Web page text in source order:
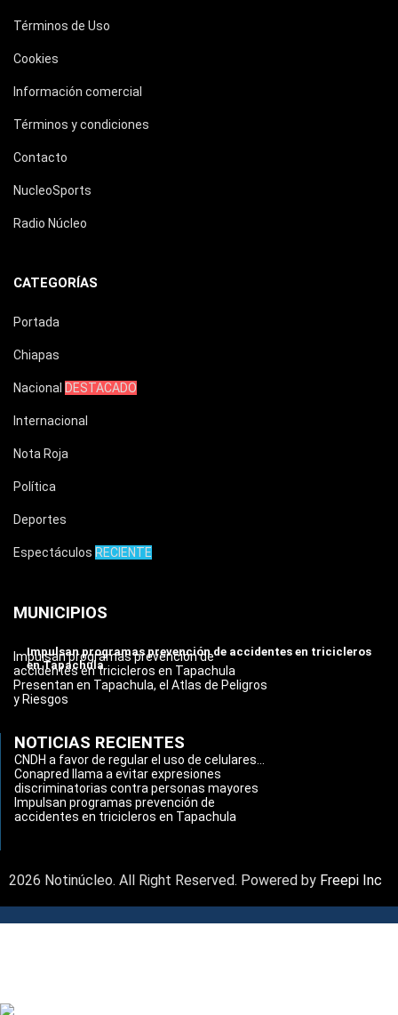
Términos de Uso
Cookies
Información comercial
Términos y condiciones
Contacto
NucleoSports
Radio Núcleo
CATEGORÍAS
Portada
Chiapas
Nacional DESTACADO
Internacional
Nota Roja
Política
Deportes
Espectáculos RECIENTE
MUNICIPIOS
Impulsan programas prevención de accidentes en tricicleros
en Tapachula
Impulsan programas prevención de
accidentes en tricicleros en Tapachula
Presentan en Tapachula, el Atlas de Peligros
y Riesgos
NOTICIAS RECIENTES
CNDH a favor de regular el uso de celulares...
Conapred llama a evitar expresiones
discriminatorias contra personas mayores
Impulsan programas prevención de
accidentes en tricicleros en Tapachula
2026 Notinúcleo. All Right Reserved. Powered by Freepi Inc